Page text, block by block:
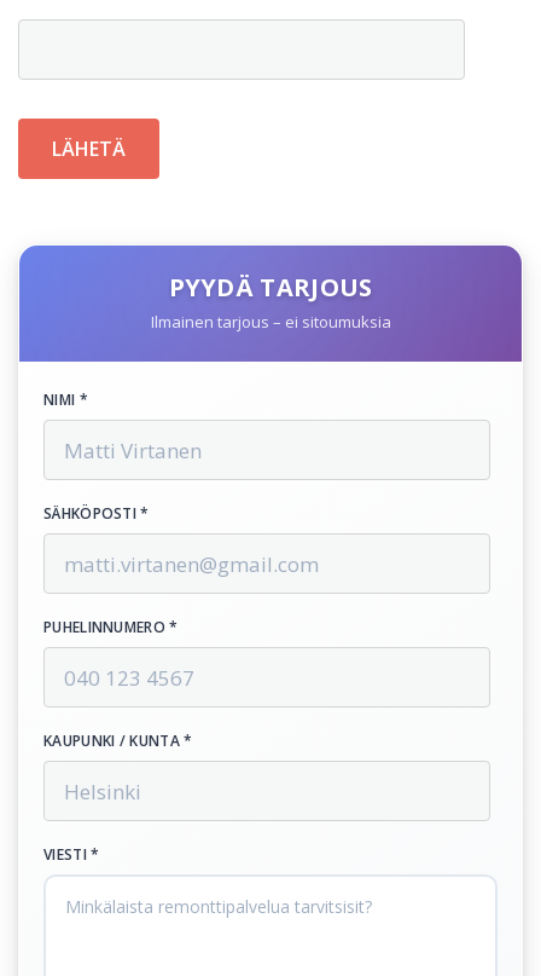
PYYDÄ TARJOUS
Ilmainen tarjous – ei sitoumuksia
NIMI *
SÄHKÖPOSTI *
PUHELINNUMERO *
KAUPUNKI / KUNTA *
VIESTI *